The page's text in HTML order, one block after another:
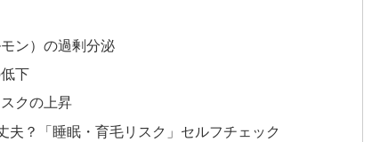
ン）の過剰分泌
下
クの上昇
夫？「睡眠・育毛リスク」セルフチェック